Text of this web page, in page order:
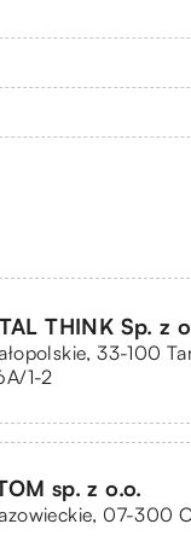
THINK Sp. z
33-100
1-2
sp. z o.o.
07-300